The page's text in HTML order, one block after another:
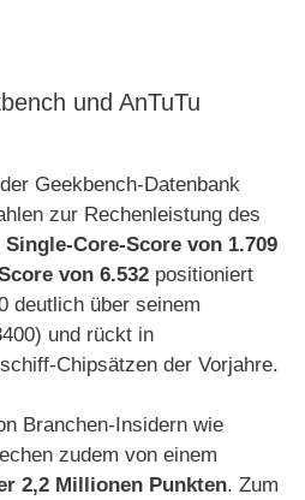
und AnTuTu
Geekbench-Datenbank
zur Rechenleistung des
Single-Core-Score von 1.709
von 6.532 positioniert
deutlich über seinem
und rückt in
Chipsätzen der Vorjahre.
Branchen-Insidern wie
zudem von einem
2,2 Millionen Punkten. Zum